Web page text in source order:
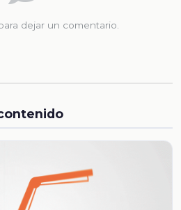
dejar un comentario.